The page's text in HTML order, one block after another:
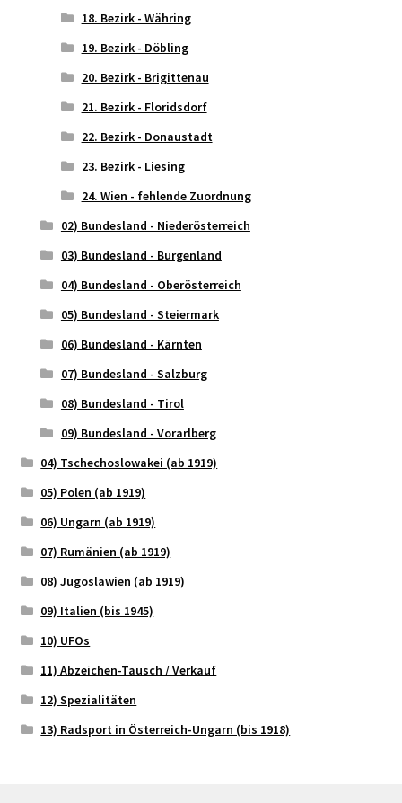
18. Bezirk - Währing
19. Bezirk - Döbling
20. Bezirk - Brigittenau
21. Bezirk - Floridsdorf
22. Bezirk - Donaustadt
23. Bezirk - Liesing
24. Wien - fehlende Zuordnung
02) Bundesland - Niederösterreich
03) Bundesland - Burgenland
04) Bundesland - Oberösterreich
05) Bundesland - Steiermark
06) Bundesland - Kärnten
07) Bundesland - Salzburg
08) Bundesland - Tirol
09) Bundesland - Vorarlberg
04) Tschechoslowakei (ab 1919)
05) Polen (ab 1919)
06) Ungarn (ab 1919)
07) Rumänien (ab 1919)
08) Jugoslawien (ab 1919)
09) Italien (bis 1945)
10) UFOs
11) Abzeichen-Tausch / Verkauf
12) Spezialitäten
13) Radsport in Österreich-Ungarn (bis 1918)